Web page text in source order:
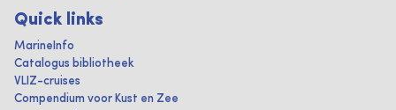
Quick links
MarineInfo
Catalogus bibliotheek
VLIZ-cruises
Compendium voor Kust en Zee